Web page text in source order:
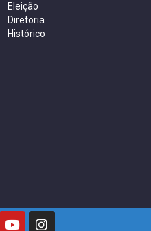
Eleição
Diretoria
Histórico